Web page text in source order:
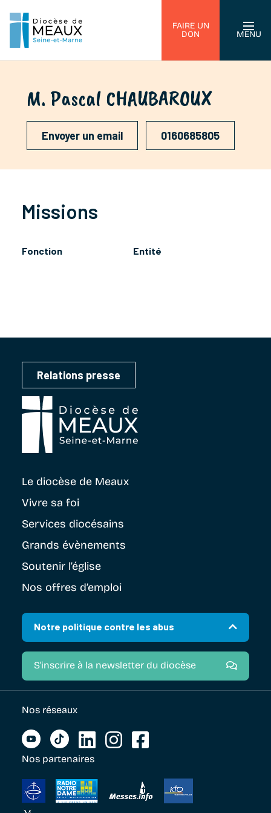
FAIRE UN
DON
MENU
M. Pascal CHAUBAROUX
Envoyer un email 0160685805
Missions
Fonction Entité
Relations presse
Le diocèse de Meaux
Vivre sa foi
Services diocésains
Grands évènements
Soutenir l’église
Nos offres d’emploi
Notre politique contre les abus
S'inscrire à la newsletter du diocèse
Nos réseaux
Nos partenaires